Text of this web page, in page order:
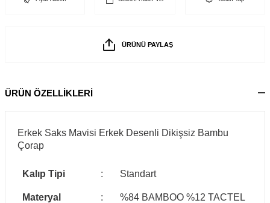
ÜRÜNÜ PAYLAŞ
ÜRÜN ÖZELLİKLERİ
Erkek Saks Mavisi Erkek Desenli Dikişsiz Bambu
Çorap
Kalıp Tipi : Standart
Materyal :
%84 BAMBOO %12 TACTEL